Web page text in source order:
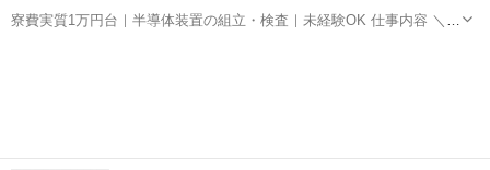
寮費実質1万円台｜半導体装置の組立・検査｜未経験OK 仕事内容 ＼半